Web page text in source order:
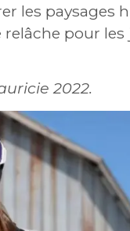
les paysages
pour les
2022.